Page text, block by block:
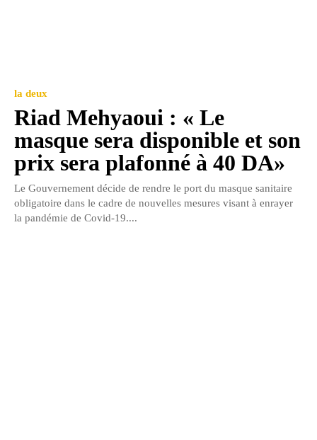
la deux
Riad Mehyaoui : « Le
masque sera disponible et son
prix sera plafonné à 40 DA»
Le Gouvernement décide de rendre le port du masque sanitaire
obligatoire dans le cadre de nouvelles mesures visant à enrayer
la pandémie de Covid-19....